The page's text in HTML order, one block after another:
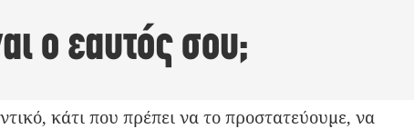
ο εαυτός σου;
κάτι που πρέπει να το προστατεύουμε, να